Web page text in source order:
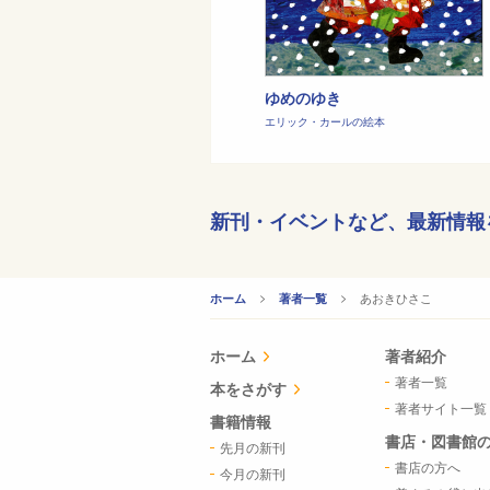
ゆめのゆき
エリック・カールの絵本
新刊・イベントなど、 最新情
ホーム 著者一覧 CURRENT:
あおきひさこ
ホーム
本をさがす
書籍情報
先月の新刊
今月の新刊
著者紹介
著者一覧
著者サイト一覧
書店・図書館
書店の方へ